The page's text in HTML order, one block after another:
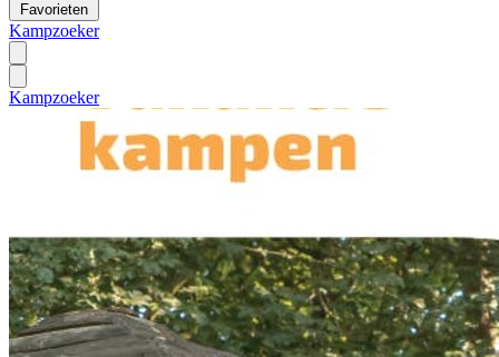
Favorieten
Kampzoeker
Kampzoeker